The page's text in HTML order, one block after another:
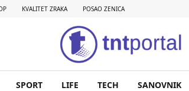
KVALITET ZRAKA POSAO ZENICA
SPORT LIFE TECH SANOVNIK